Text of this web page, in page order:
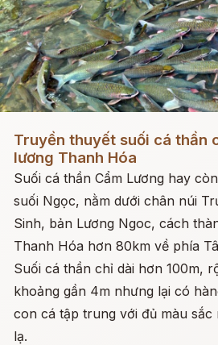
Đọc ngay
Truyền thuyết suối cá thần
lương Thanh Hóa
Suối cá thần Cẩm Lương hay
suối Ngọc, nằm dưới chân núi
Sinh, bản Lương Ngoc, cách
Thanh Hóa hơn 80km về phía
Suối cá thần chỉ dài hơn 100m,
khoảng gần 4m nhưng lại có
con cá tập trung với đủ màu sắc
lạ.